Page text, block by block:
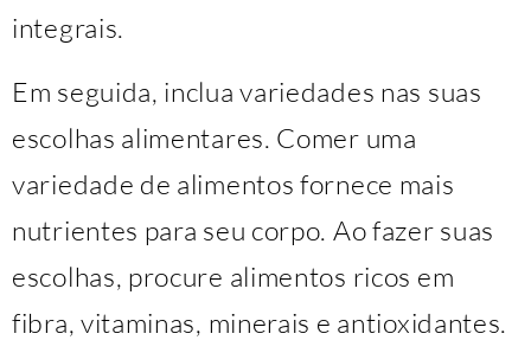
integrais.
Em seguida, inclua variedades nas suas
escolhas alimentares. Comer uma
variedade de alimentos fornece mais
nutrientes para seu corpo. Ao fazer suas
escolhas, procure alimentos ricos em
fibra, vitaminas, minerais e antioxidantes.